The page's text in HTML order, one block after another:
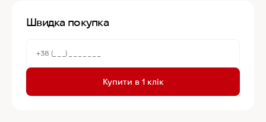
Швидка покупка
Купити в 1 клік